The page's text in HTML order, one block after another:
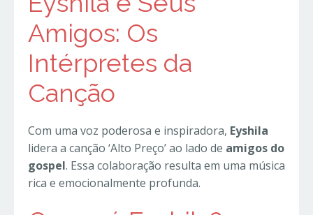
Amigos: Os
Intérpretes da
Canção
Com uma voz poderosa e inspiradora, Eyshila
lidera a canção ‘Alto Preço’ ao lado de amigos do
gospel. Essa colaboração resulta em uma música
rica e emocionalmente profunda.